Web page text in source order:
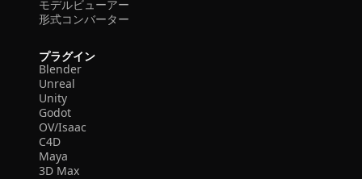
モデルビューアー
形式コンバーター
プラグイン
Blender
Unreal
Unity
Godot
OV/Isaac
C4D
Maya
3D Max